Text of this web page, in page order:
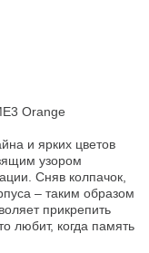
Orange
и ярких цветов
узором
Сняв колпачок,
– таким образом
прикрепить
любит, когда память